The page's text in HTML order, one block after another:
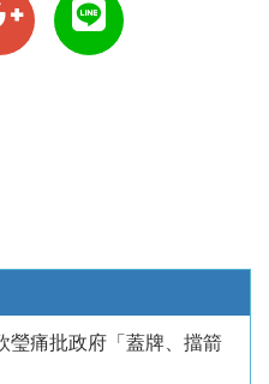
痛批政府「蓋牌、擋箭